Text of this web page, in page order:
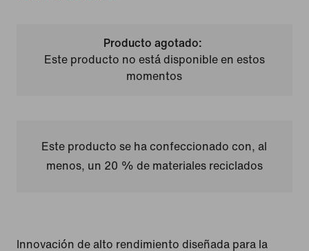
Producto agotado:
Este producto no está disponible en estos
momentos
Este producto se ha confeccionado con, al
menos, un 20 % de materiales reciclados
Innovación de alto rendimiento diseñada para la